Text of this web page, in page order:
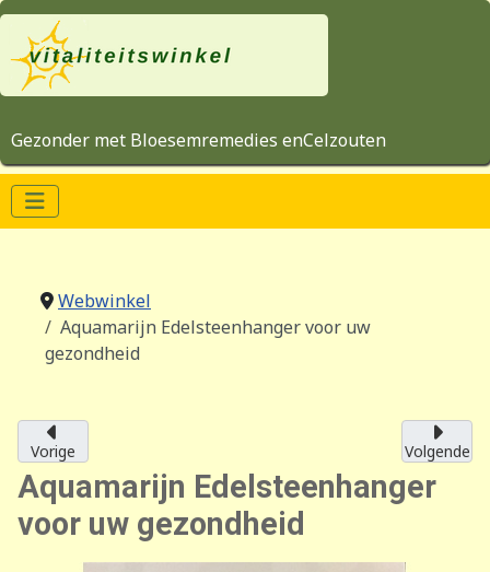
Gezonder met Bloesemremedies enCelzouten
Webwinkel
Aquamarijn Edelsteenhanger voor uw
gezondheid
Vorige Volgende
Aquamarijn Edelsteenhanger
voor uw gezondheid